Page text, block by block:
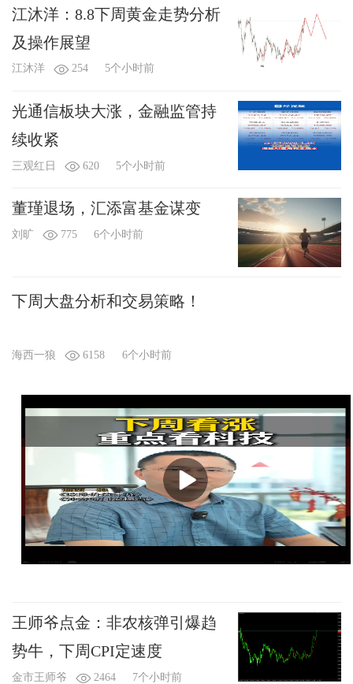
江沐洋：8.8下周黄金走势分析
及操作展望
江沐洋 254 5个小时前
光通信板块大涨，金融监管持
续收紧
三观红日 620 5个小时前
董瑾退场，汇添富基金谋变
刘旷 775 6个小时前
下周大盘分析和交易策略！
海西一狼 6158 6个小时前
王师爷点金：非农核弹引爆趋
势牛，下周CPI定速度
金市王师爷 2464 7个小时前